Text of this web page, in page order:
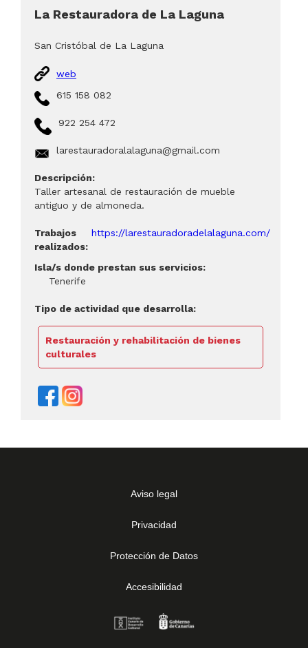
La Restauradora de La Laguna
San Cristóbal de La Laguna
web
615 158 082
922 254 472
larestauradoralalaguna@gmail.com
Descripción:
Taller artesanal de restauración de mueble
antiguo y de almoneda.
Trabajos
realizados:
https://larestauradoradelalaguna.com/
Isla/s donde prestan sus servicios:
Tenerife
Tipo de actividad que desarrolla:
Restauración y rehabilitación de bienes
culturales
Aviso legal
Privacidad
Protección de Datos
Accesibilidad